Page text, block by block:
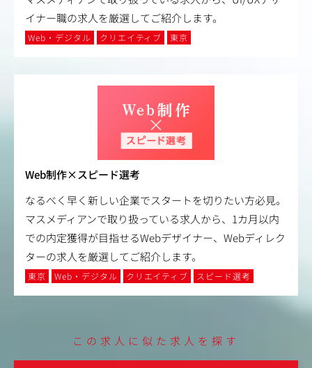
イナー職の求人を厳選してご紹介します。
Web・デジタル クリエイティブ 東京
Web制作×スピード選考
なるべく早く新しい企業でスタートを切りたい方必見。
マスメディアンで取り扱っている求人から、1カ月以内
での内定獲得が目指せるWebデザイナー、Webディレク
ターの求人を厳選してご紹介します。
東京 Web・デジタル クリエイティブ スピード選考
この求人に似た求人を探す